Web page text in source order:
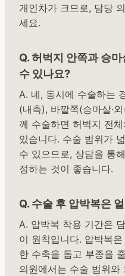
개인차가 크므로, 담당
세요.
Q. 허벅지 안쪽과 승
수 있나요?
A. 네, 동시에 수술하는
(내측), 바깥쪽(승마살·
께 수술하면 허벅지 전
있습니다. 수술 범위가
수 있으므로, 상담을 통
정하는 것이 좋습니다.
Q. 수술 후 압박복은
A. 압박복 착용 기간은
이 원칙입니다. 압박복
한 수축을 돕고 부종을
의원에서는 수술 범위와